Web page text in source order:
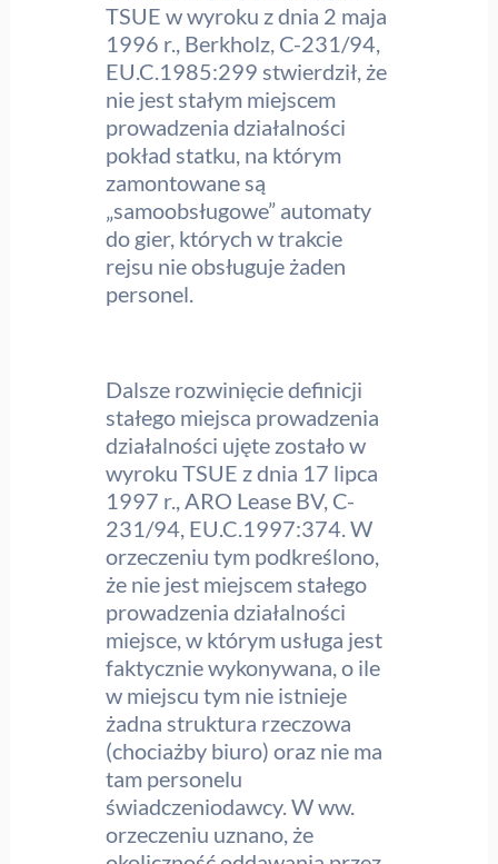
TSUE w wyroku z dnia 2 maja
1996 r., Berkholz, C-231/94,
EU.C.1985:299 stwierdził, że
nie jest stałym miejscem
prowadzenia działalności
pokład statku, na którym
zamontowane są
„samoobsługowe” automaty
do gier, których w trakcie
rejsu nie obsługuje żaden
personel.
Dalsze rozwinięcie definicji
stałego miejsca prowadzenia
działalności ujęte zostało w
wyroku TSUE z dnia 17 lipca
1997 r., ARO Lease BV, C-
231/94, EU.C.1997:374. W
orzeczeniu tym podkreślono,
że nie jest miejscem stałego
prowadzenia działalności
miejsce, w którym usługa jest
faktycznie wykonywana, o ile
w miejscu tym nie istnieje
żadna struktura rzeczowa
(chociażby biuro) oraz nie ma
tam personelu
świadczeniodawcy. W ww.
orzeczeniu uznano, że